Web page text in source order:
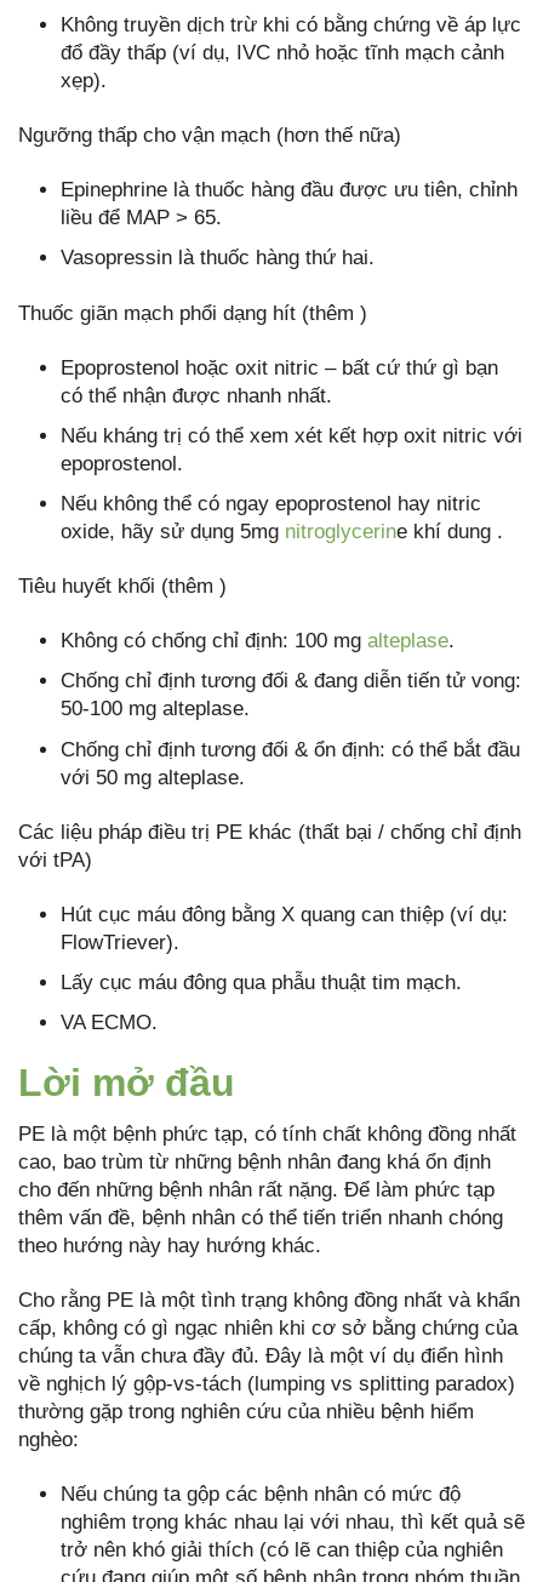
Không truyền dịch trừ khi có bằng chứng về áp lực
đổ đầy thấp (ví dụ, IVC nhỏ hoặc tĩnh mạch cảnh
xẹp).
Ngưỡng thấp cho vận mạch (hơn thế nữa)
Epinephrine là thuốc hàng đầu được ưu tiên, chỉnh
liều để MAP > 65.
Vasopressin là thuốc hàng thứ hai.
Thuốc giãn mạch phổi dạng hít (thêm )
Epoprostenol hoặc oxit nitric – bất cứ thứ gì bạn
có thể nhận được nhanh nhất.
Nếu kháng trị có thể xem xét kết hợp oxit nitric với
epoprostenol.
Nếu không thể có ngay epoprostenol hay nitric
oxide, hãy sử dụng 5mg nitroglycerine khí dung .
Tiêu huyết khối (thêm )
Không có chống chỉ định: 100 mg alteplase.
Chống chỉ định tương đối & đang diễn tiến tử vong:
50-100 mg alteplase.
Chống chỉ định tương đối & ổn định: có thể bắt đầu
với 50 mg alteplase.
Các liệu pháp điều trị PE khác (thất bại / chống chỉ định
với tPA)
Hút cục máu đông bằng X quang can thiệp (ví dụ:
FlowTriever).
Lấy cục máu đông qua phẫu thuật tim mạch.
VA ECMO.
Lời mở đầu
PE là một bệnh phức tạp, có tính chất không đồng nhất
cao, bao trùm từ những bệnh nhân đang khá ổn định
cho đến những bệnh nhân rất nặng. Để làm phức tạp
thêm vấn đề, bệnh nhân có thể tiến triển nhanh chóng
theo hướng này hay hướng khác.
Cho rằng PE là một tình trạng không đồng nhất và khẩn
cấp, không có gì ngạc nhiên khi cơ sở bằng chứng của
chúng ta vẫn chưa đầy đủ. Đây là một ví dụ điển hình
về nghịch lý gộp-vs-tách (lumping vs splitting paradox)
thường gặp trong nghiên cứu của nhiều bệnh hiểm
nghèo:
Nếu chúng ta gộp các bệnh nhân có mức độ
nghiêm trọng khác nhau lại với nhau, thì kết quả sẽ
trở nên khó giải thích (có lẽ can thiệp của nghiên